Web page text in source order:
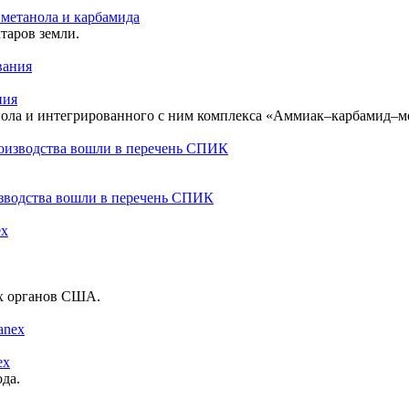
и карбамида
земли.
и интегрированного с ним комплекса
вошли в перечень СПИК
органов США.